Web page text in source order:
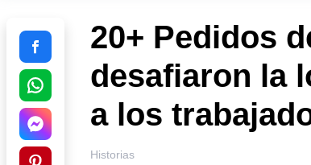
20+ Pedidos
desafiaron la
a los
Historias